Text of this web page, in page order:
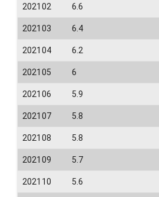
202102 6.6
202103 6.4
202104 6.2
202105 6
202106 5.9
202107 5.8
202108 5.8
202109 5.7
202110 5.6